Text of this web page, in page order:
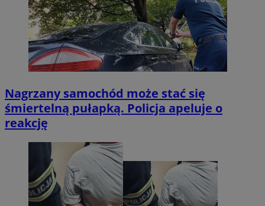
Nagrzany samochód może stać się
śmiertelną pułapką. Policja apeluje o
reakcję